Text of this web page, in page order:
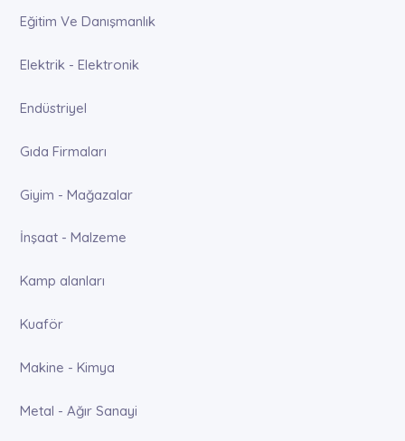
Eğitim Ve Danışmanlık
Elektrik - Elektronik
Endüstriyel
Gıda Firmaları
Giyim - Mağazalar
İnşaat - Malzeme
Kamp alanları
Kuaför
Makine - Kimya
Metal - Ağır Sanayi